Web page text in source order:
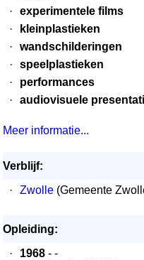
·
experimentele films
·
kleinplastieken
·
wandschilderingen
·
speelplastieken
·
performances
·
audiovisuele
Meer informatie...
Verblijf:
·
Zwolle (Gemeente
Opleiding:
·
1968 - -